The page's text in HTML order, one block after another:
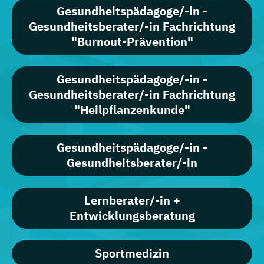
Gesundheitspädagoge/-in -
Gesundheitsberater/-in Fachrichtung
"Burnout-Prävention"
Gesundheitspädagoge/-in -
Gesundheitsberater/-in Fachrichtung
"Heilpflanzenkunde"
Gesundheitspädagoge/-in -
Gesundheitsberater/-in
Lernberater/-in +
Entwicklungsberatung
Sportmedizin